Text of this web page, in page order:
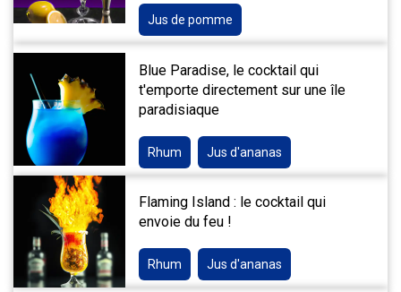
Jus de pomme
Blue Paradise, le cocktail qui
t'emporte directement sur une île
paradisiaque
Rhum Jus d'ananas
Flaming Island : le cocktail qui
envoie du feu !
Rhum Jus d'ananas